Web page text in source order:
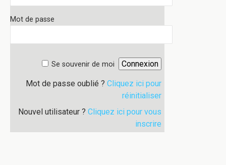
Mot de passe
Se souvenir de moi
Mot de passe oublié ? Cliquez ici pour
réinitialiser
Nouvel utilisateur ? Cliquez ici pour vous
inscrire